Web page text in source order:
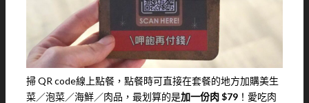
掃 QR code線上點餐，點餐時可直接在套餐的地方加購美生
菜／泡菜／海鮮／肉品，最划算的是加一份肉 $79 ！愛吃肉